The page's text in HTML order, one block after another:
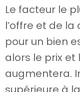
Le facteur le
l’offre et de
pour un bien
alors le prix
augmentera.